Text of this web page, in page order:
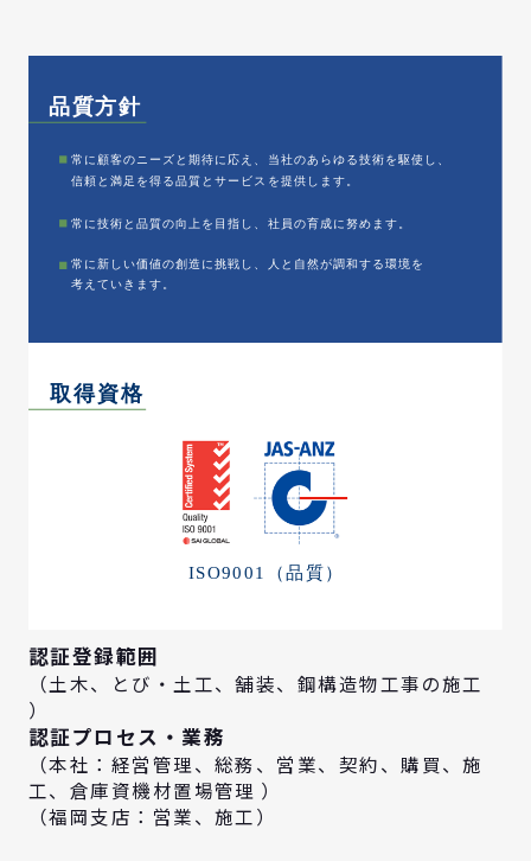
認証登録範囲
（土木、とび・土工、舗装、鋼構造物工事の施工
）
認証プロセス・業務
（本社：経営管理、総務、営業、契約、購買、施
工、倉庫資機材置場管理 ）
（福岡支店：営業、施工）